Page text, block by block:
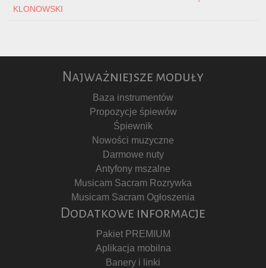
KLONOWSKI
Najważniejsze moduły
Baza instrumentów
Propozycje śpiewów
Śpiewnik
Nowości muzyczne
Darmowe nuty
Antyfony mszalne
Musicam Sacram Rozrywka
Musicam Sacram Ogłoszenia
Dodatkowe informacje
Pakiet PREMIUM
Aplikacja mobilna
Banery i linki